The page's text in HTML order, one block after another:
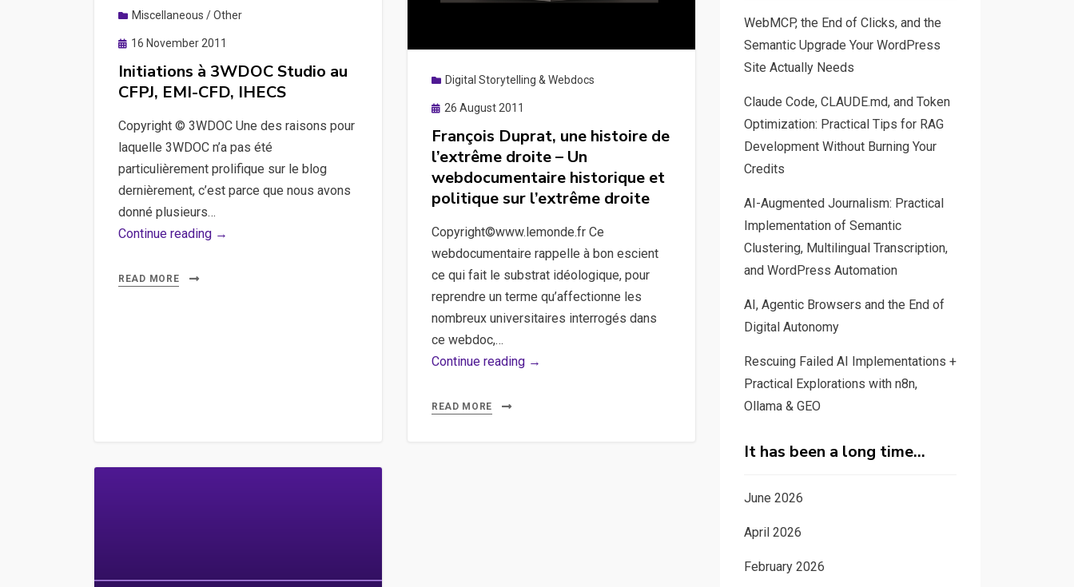
Miscellaneous / Other
Posted
16 November 2011
Initiations à 3WDOC Studio au
CFPJ, EMI-CFD, IHECS
Copyright © 3WDOC Une des raisons pour
laquelle 3WDOC n’a pas été
particulièrement prolifique sur le blog
dernièrement, c’est parce que nous avons
donné plusieurs…
Continue reading →
READ MORE
Digital Storytelling & Webdocs
Posted
26 August 2011
François Duprat, une histoire de
l’extrême droite – Un
webdocumentaire historique et
politique sur l’extrême droite
Copyright©www.lemonde.fr Ce
webdocumentaire rappelle à bon escient
ce qui fait le substrat idéologique, pour
reprendre un terme qu’affectionne les
nombreux universitaires interrogés dans
ce webdoc,…
Continue reading →
READ MORE
WebMCP, the End of Clicks, and the
Semantic Upgrade Your WordPress
Site Actually Needs
Claude Code, CLAUDE.md, and Token
Optimization: Practical Tips for RAG
Development Without Burning Your
Credits
AI-Augmented Journalism: Practical
Implementation of Semantic
Clustering, Multilingual Transcription,
and WordPress Automation
AI, Agentic Browsers and the End of
Digital Autonomy
Rescuing Failed AI Implementations +
Practical Explorations with n8n,
Ollama & GEO
It has been a long time…
June 2026
April 2026
February 2026